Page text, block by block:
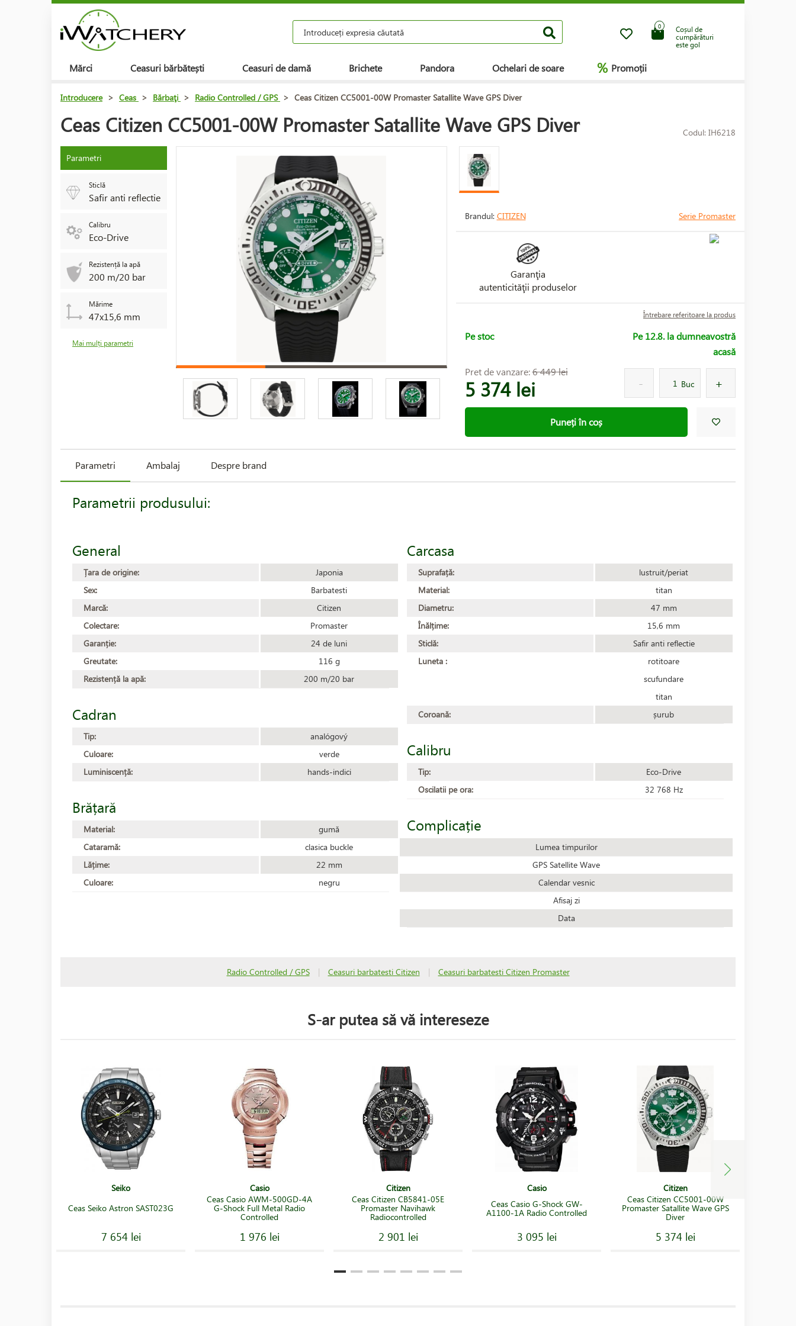
Coșul de
cumpărături
este gol
0
Mărci Ceasuri bărbătești Ceasuri de damă Brichete Pandora Ochelari de soare % Promoții
Introducere > Ceas > Bărbaţi > Radio Controlled / GPS > Ceas Citizen CC5001-00W Promaster Satallite Wave GPS Diver
Ceas Citizen CC5001-00W Promaster Satallite Wave GPS Diver Codul: IH6218
Parametri
Sticlă
Safir anti reflectie
Calibru
Eco-Drive
Rezistență la apă
200 m/20 bar
Mărime
47x15,6 mm
Mai mulți parametri
Brandul: CITIZEN Serie Promaster
Garanţia
autenticităţii produselor
Întrebare referitoare la produs
Pe stoc
Pe 12.8. la dumneavostră
acasă
Pret de vanzare:6 449 lei
5 374 lei Buc
Puneți în coș
Parametri Ambalaj Despre brand
Parametrii produsului:
General
Țara de origine:
Japonia
Sex:
Barbatesti
Marcă:
Citizen
Colectare:
Promaster
Garanție:
24 de luni
Greutate:
116 g
Rezistență la apă:
200 m/20 bar
Cadran
Tip:
analógový
Culoare:
verde
Luminiscență:
hands-indici
Brățară
Material:
gumă
Cataramă:
clasica buckle
Lățime:
22 mm
Culoare:
negru
Carcasa
Suprafață:
lustruit/periat
Material:
titan
Diametru:
47 mm
Înălțime:
15,6 mm
Sticlă:
Safir anti reflectie
Luneta :
rotitoare
scufundare
titan
Coroană:
șurub
Calibru
Tip:
Eco-Drive
Oscilatii pe ora:
32 768 Hz
Complicație
Lumea timpurilor
GPS Satellite Wave
Calendar vesnic
Afisaj zi
Data
Radio Controlled / GPS | Ceasuri barbatesti Citizen | Ceasuri barbatesti Citizen Promaster
S-ar putea să vă intereseze
Seiko
Ceas Seiko Astron SAST023G
7 654 lei
Casio
Ceas Casio AWM-500GD-4A
G-Shock Full Metal Radio
Controlled
1 976 lei
Citizen
Ceas Citizen CB5841-05E
Promaster Navihawk
Radiocontrolled
2 901 lei
Casio
Ceas Casio G-Shock GW-
A1100-1A Radio Controlled
3 095 lei
Citizen
Ceas Citizen CC5001-00W
Promaster Satallite Wave GPS
Diver
5 374 lei